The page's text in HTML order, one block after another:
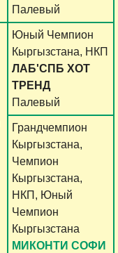
Палевый
Юный Чемпион
Кыргызстана, НКП
ЛАБ'СПБ ХОТ
ТРЕНД
Палевый
Грандчемпион
Кыргызстана,
Чемпион
Кыргызстана,
НКП, Юный
Чемпион
Кыргызстана
МИКОНТИ СОФИ